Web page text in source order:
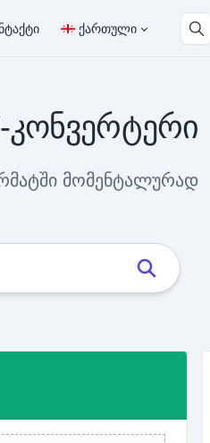
ქართული
კონვერტერი
მომენტალურად